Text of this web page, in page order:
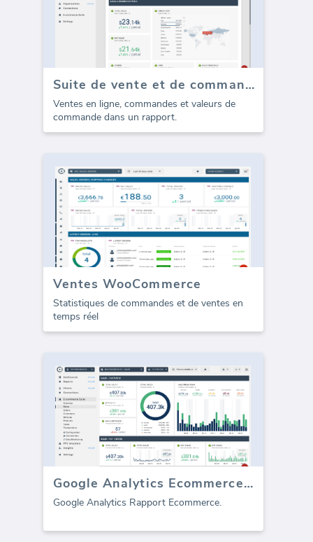
Suite de vente et de commandes de commerce électronique (Rapport)
Ventes en ligne, commandes et valeurs de
commande dans un rapport.
Ventes WooCommerce
Statistiques de commandes et de ventes en
temps réel
Google Analytics Ecommerce (rapport)
Google Analytics Rapport Ecommerce.